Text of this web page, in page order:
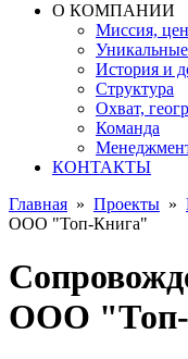
О КОМПАНИИ
Миссия,
История и
Структура
Охват,
Команда
КОНТАКТЫ
Главная » Проекты »
ООО "Топ-Книга"
ООО